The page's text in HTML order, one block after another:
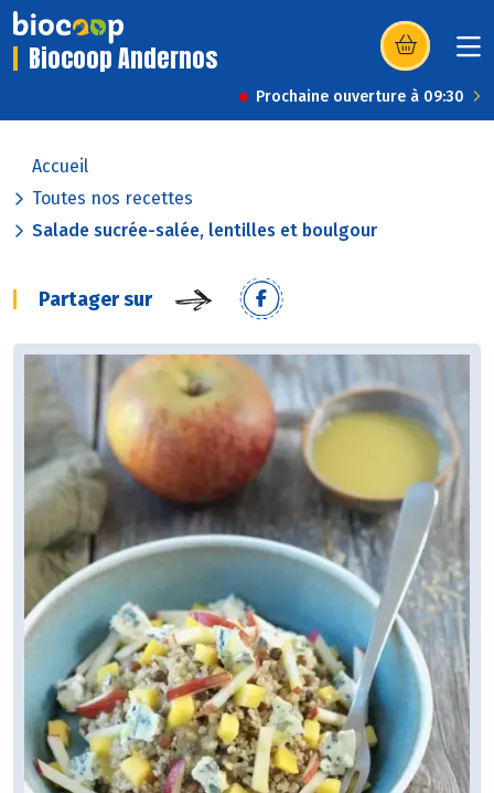
Biocoop Andernos (s’ouvre dans
Prochaine ouverture à 09:30
Accueil
Toutes nos recettes
Salade sucrée-salée, lentilles et boulgour
Partager sur